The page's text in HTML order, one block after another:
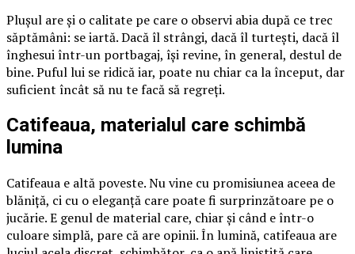
Plușul are și o calitate pe care o observi abia după ce trec
săptămâni: se iartă. Dacă îl strângi, dacă îl turtești, dacă îl
înghesui într-un portbagaj, își revine, în general, destul de
bine. Puful lui se ridică iar, poate nu chiar ca la început, dar
suficient încât să nu te facă să regreți.
Catifeaua, materialul care schimbă
lumina
Catifeaua e altă poveste. Nu vine cu promisiunea aceea de
blăniță, ci cu o eleganță care poate fi surprinzătoare pe o
jucărie. E genul de material care, chiar și când e într-o
culoare simplă, pare că are opinii. În lumină, catifeaua are